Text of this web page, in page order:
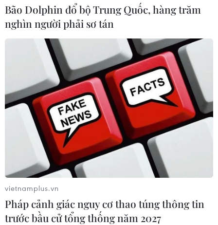
06/08/2026 09:40
Meta tung công cụ AI lập trình tự
động cho nhà phát triển
06/08/2026 06:40
Xem thêm
CƠ QUAN CHỦ QUẢN: THÔNG TẤN XÃ VIỆT NAM
Tổng Biên tập: TRẦN TIẾN DUẨN
Bão Dolphin đổ bộ Trung Quốc, hàng trăm
nghìn người phải sơ tán
vietnamplus.vn
Pháp cảnh giác nguy cơ thao túng thông tin
trước bầu cử tổng thống năm 2027